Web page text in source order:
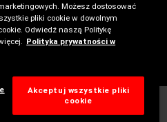
do Twojego auta
Możesz dostosować
pliki cookie w dowolnym
Odwiedź naszą Politykę
Polityka prywatności w
Akceptuj wszystkie pliki
cookie